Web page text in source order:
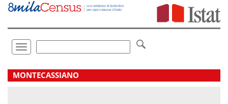
Vai
direttamente
Toggle
navigation
.
MONTECASSIANO